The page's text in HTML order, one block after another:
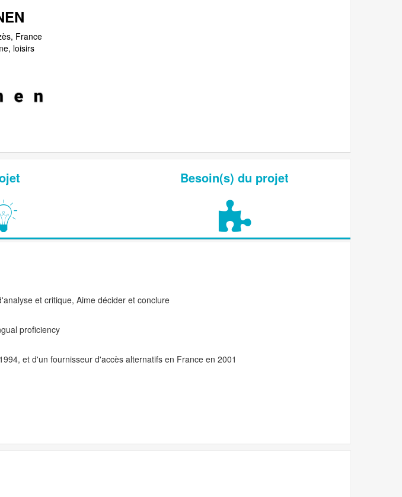
France
loisirs
Besoin(s) du projet
et critique, Aime décider et conclure
proficiency
et d'un fournisseur d'accès alternatifs en France en 2001